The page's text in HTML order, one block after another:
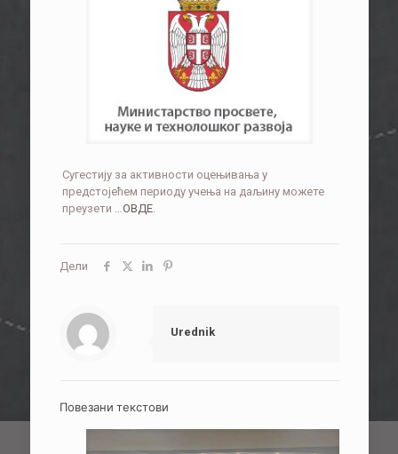
Сугестију за активности оцењивања у
предстојећем периоду учења на даљину можете
преузети …ОВДЕ.
Дели
Urednik
Повезани текстови